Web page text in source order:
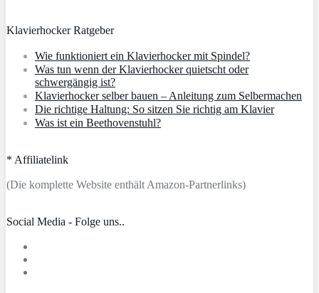
Klavierhocker Ratgeber
Wie funktioniert ein Klavierhocker mit Spindel?
Was tun wenn der Klavierhocker quietscht oder
schwergängig ist?
Klavierhocker selber bauen – Anleitung zum Selbermachen
Die richtige Haltung: So sitzen Sie richtig am Klavier
Was ist ein Beethovenstuhl?
* Affiliatelink
(Die komplette Website enthält Amazon-Partnerlinks)
Social Media - Folge uns..